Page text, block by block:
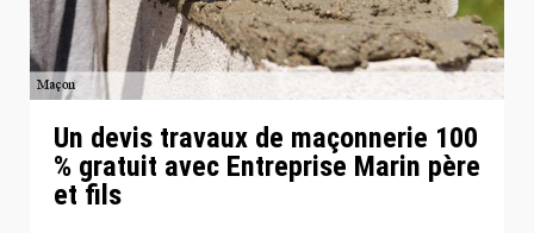
Un devis travaux de maçonnerie 100
% gratuit avec Entreprise Marin père
et fils